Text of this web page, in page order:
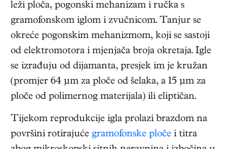
leži ploča, pogonski mehanizam i ručka s
gramofonskom iglom i zvučnicom. Tanjur se
okreće pogonskim mehanizmom, koji se sastoji
od elektromotora i mjenjača broja okretaja. Igle
se izrađuju od dijamanta, presjek im je kružan
(promjer 64 μm za ploče od šelaka, a 15 μm za
ploče od polimernog materijala) ili eliptičan.
Tijekom reprodukcije igla prolazi brazdom na
površini rotirajuće gramofonske ploče i titra